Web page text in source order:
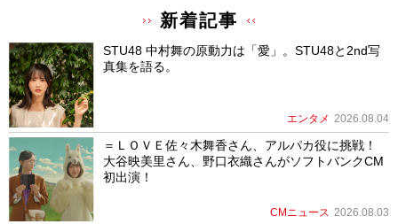
新着記事
STU48 中村舞の原動力は「愛」。STU48と2nd写
真集を語る。
エンタメ 2026.08.04
＝ＬＯＶＥ佐々木舞香さん、アルパカ役に挑戦！
大谷映美里さん、野口衣織さんがソフトバンクCM
初出演！
CMニュース 2026.08.03